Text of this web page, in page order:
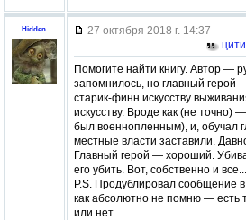
Hidden
27 октября 2018 г. 14:37
Помогите найти книгу. Автор —
запомнилось, но главный герой
старик-финн искусству
искусству. Вроде как (не точно)
был военнопленным), и, обучал
местные власти заставили.
Главный герой — хороший.
его убить. Вот, собственно и все...
P.S. Продублировал сообщение
как абсолютно не помню — есть
или нет